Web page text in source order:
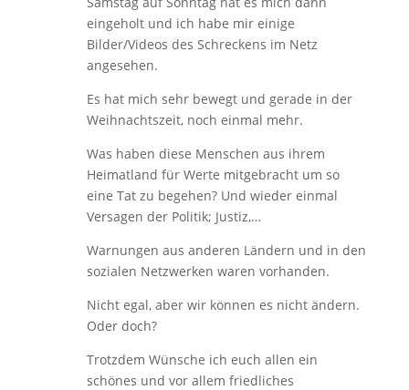
eingeholt und ich habe mir einige
Bilder/Videos des Schreckens im Netz
angesehen.
Es hat mich sehr bewegt und gerade in der
Weihnachtszeit, noch einmal mehr.
Was haben diese Menschen aus ihrem
Heimatland für Werte mitgebracht um so
eine Tat zu begehen? Und wieder einmal
Versagen der Politik; Justiz,…
Warnungen aus anderen Ländern und in den
sozialen Netzwerken waren vorhanden.
Nicht egal, aber wir können es nicht ändern.
Oder doch?
Trotzdem Wünsche ich euch allen ein
schönes und vor allem friedliches